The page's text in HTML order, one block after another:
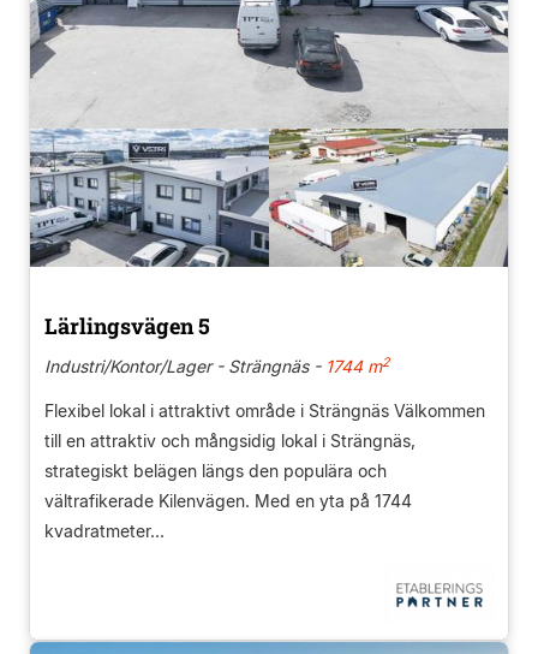
Lärlingsvägen 5
Industri/Kontor/Lager - Strängnäs -1744 m2
Flexibel lokal i attraktivt område i Strängnäs Välkommen
till en attraktiv och mångsidig lokal i Strängnäs,
strategiskt belägen längs den populära och
vältrafikerade Kilenvägen. Med en yta på 1744
kvadratmeter...